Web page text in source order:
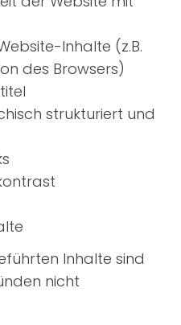
Inhalte (z.B.
des Browsers)
strukturiert und
Inhalte sind
nicht